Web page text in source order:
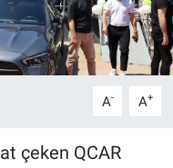
A- A+
çeken QCAR